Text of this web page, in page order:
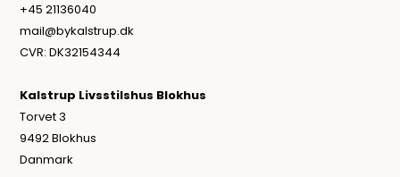
+45 21136040
mail@bykalstrup.dk
CVR: DK32154344
Kalstrup Livsstilshus Blokhus
Torvet 3
9492 Blokhus
Danmark